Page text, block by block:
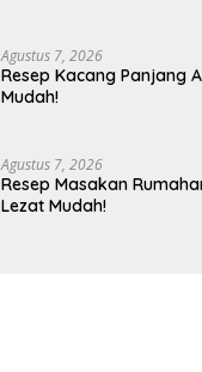
Agustus 7, 2026
Resep Kacang Panjang
Mudah!
Agustus 7, 2026
Resep Masakan
Lezat Mudah!